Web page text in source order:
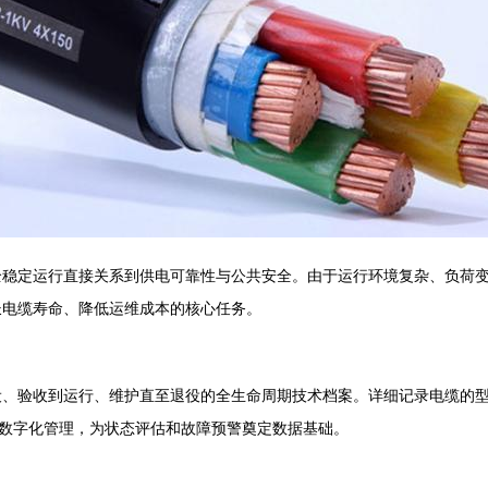
定运行直接关系到供电可靠性与公共安全。由于运行环境复杂、负荷
缆寿命、降低运维成本的核心任务。
验收到运行、维护直至退役的全生命周期技术档案。详细记录电缆的
化管理，为状态评估和故障预警奠定数据基础。